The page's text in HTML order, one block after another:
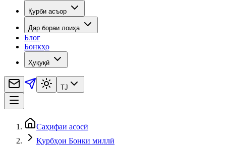
Қурби асъор
Дар бораи лоиҳа
Блог
Бонкҳо
Ҳуқуқӣ
TJ
Саҳифаи асосӣ
Қурбҳои Бонки миллӣ